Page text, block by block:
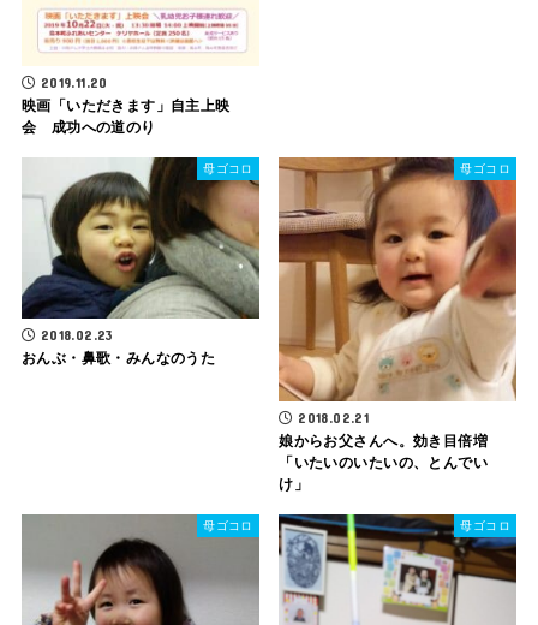
2019.11.20
映画「いただきます」自主上映
会 成功への道のり
母ゴコロ
2018.02.23
おんぶ・鼻歌・みんなのうた
母ゴコロ
2018.02.21
娘からお父さんへ。効き目倍増
「いたいのいたいの、とんでい
け」
母ゴコロ 母ゴコロ